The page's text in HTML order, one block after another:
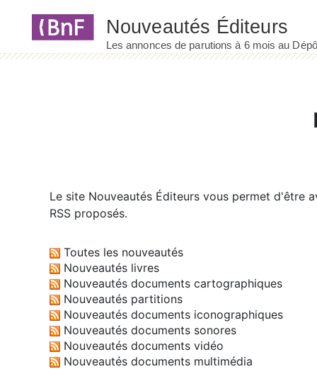
Le site Nouveautés Éditeurs vous permet d'être
RSS proposés.
Toutes les nouveautés
Nouveautés livres
Nouveautés documents cartographiques
Nouveautés partitions
Nouveautés documents iconographiques
Nouveautés documents sonores
Nouveautés documents vidéo
Nouveautés documents multimédia